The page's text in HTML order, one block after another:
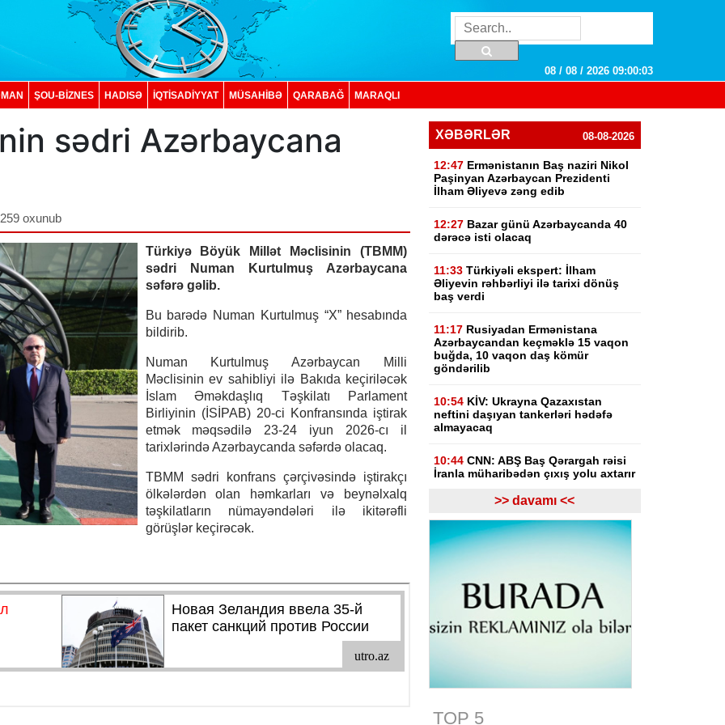
08 / 08 / 2026 09:00:04
ŞOU-BİZNES HADISƏ İQTISADIYYAT MÜSAHİBƏ QARABAĞ MARAQLI
sədri Azərbaycana
oxunub
Türkiyə Böyük Millət Məclisinin (TBMM)
sədri Numan Kurtulmuş Azərbaycana
səfərə gəlib.
Bu barədə Numan Kurtulmuş “X” hesabında
bildirib.
Numan Kurtulmuş Azərbaycan Milli
Məclisinin ev sahibliyi ilə Bakıda keçiriləcək
İslam Əməkdaşlıq Təşkilatı Parlament
Birliyinin (İSİPAB) 20-ci Konfransında iştirak
etmək məqsədilə 23-24 iyun 2026-cı il
tarixlərində Azərbaycanda səfərdə olacaq.
TBMM sədri konfrans çərçivəsində iştirakçı
ölkələrdən olan həmkarları və beynəlxalq
təşkilatların nümayəndələri ilə ikitərəfli
görüşlər keçirəcək.
XƏBƏRLƏR 08-08-2026
12:47 Ermənistanın Baş naziri Nikol
Paşinyan Azərbaycan Prezidenti
İlham Əliyevə zəng edib
12:27 Bazar günü Azərbaycanda 40
dərəcə isti olacaq
11:33 Türkiyəli ekspert: İlham
Əliyevin rəhbərliyi ilə tarixi dönüş
baş verdi
11:17 Rusiyadan Ermənistana
Azərbaycandan keçməklə 15 vaqon
buğda, 10 vaqon daş kömür
göndərilib
10:54 KİV: Ukrayna Qazaxıstan
neftini daşıyan tankerləri hədəfə
almayacaq
10:44 CNN: ABŞ Baş Qərargah rəisi
İranla müharibədən çıxış yolu axtarır
Ermənistanın Baş naziri: Yaxın
vaxtlarda TRIPP layihəsinin praktiki
icrasına başlayacağıq
10:15
səhifəsi bağlanıb, sülh bərqərar
09:58
Paşinyan: Ermənistan ötən il
investisiya qoyulacaq
>> davamı <<
TOP 5